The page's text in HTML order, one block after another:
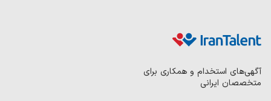
آگهی‌های استخدام و همکاری برای
متخصصان ایرانی